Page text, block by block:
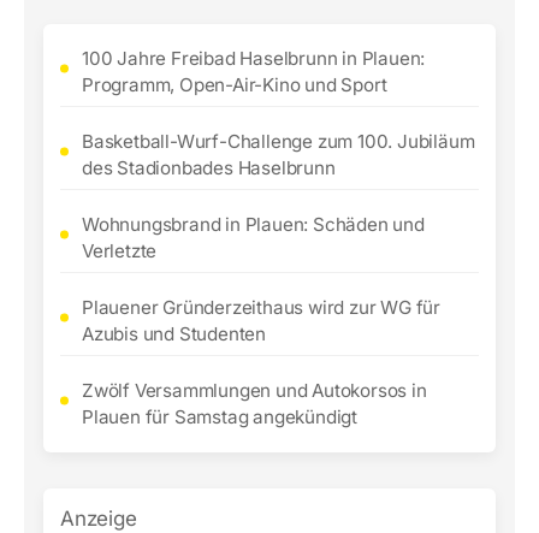
100 Jahre Freibad Haselbrunn in Plauen:
Programm, Open-Air-Kino und Sport
Basketball-Wurf-Challenge zum 100. Jubiläum
des Stadionbades Haselbrunn
Wohnungsbrand in Plauen: Schäden und
Verletzte
Plauener Gründerzeithaus wird zur WG für
Azubis und Studenten
Zwölf Versammlungen und Autokorsos in
Plauen für Samstag angekündigt
Anzeige